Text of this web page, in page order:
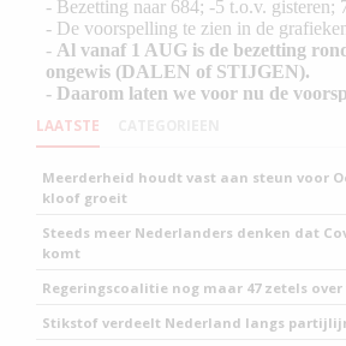
LAATSTE
Meerderheid houdt vast aan steun voor
kloof groeit
Steeds meer Nederlanders denken dat
komt
Regeringscoalitie nog maar 47 zetels over
Stikstof verdeelt Nederland langs